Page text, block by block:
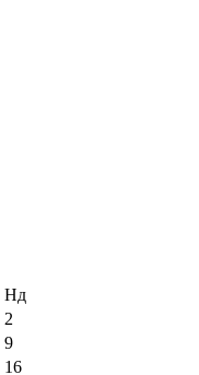
Нд
2
9
16